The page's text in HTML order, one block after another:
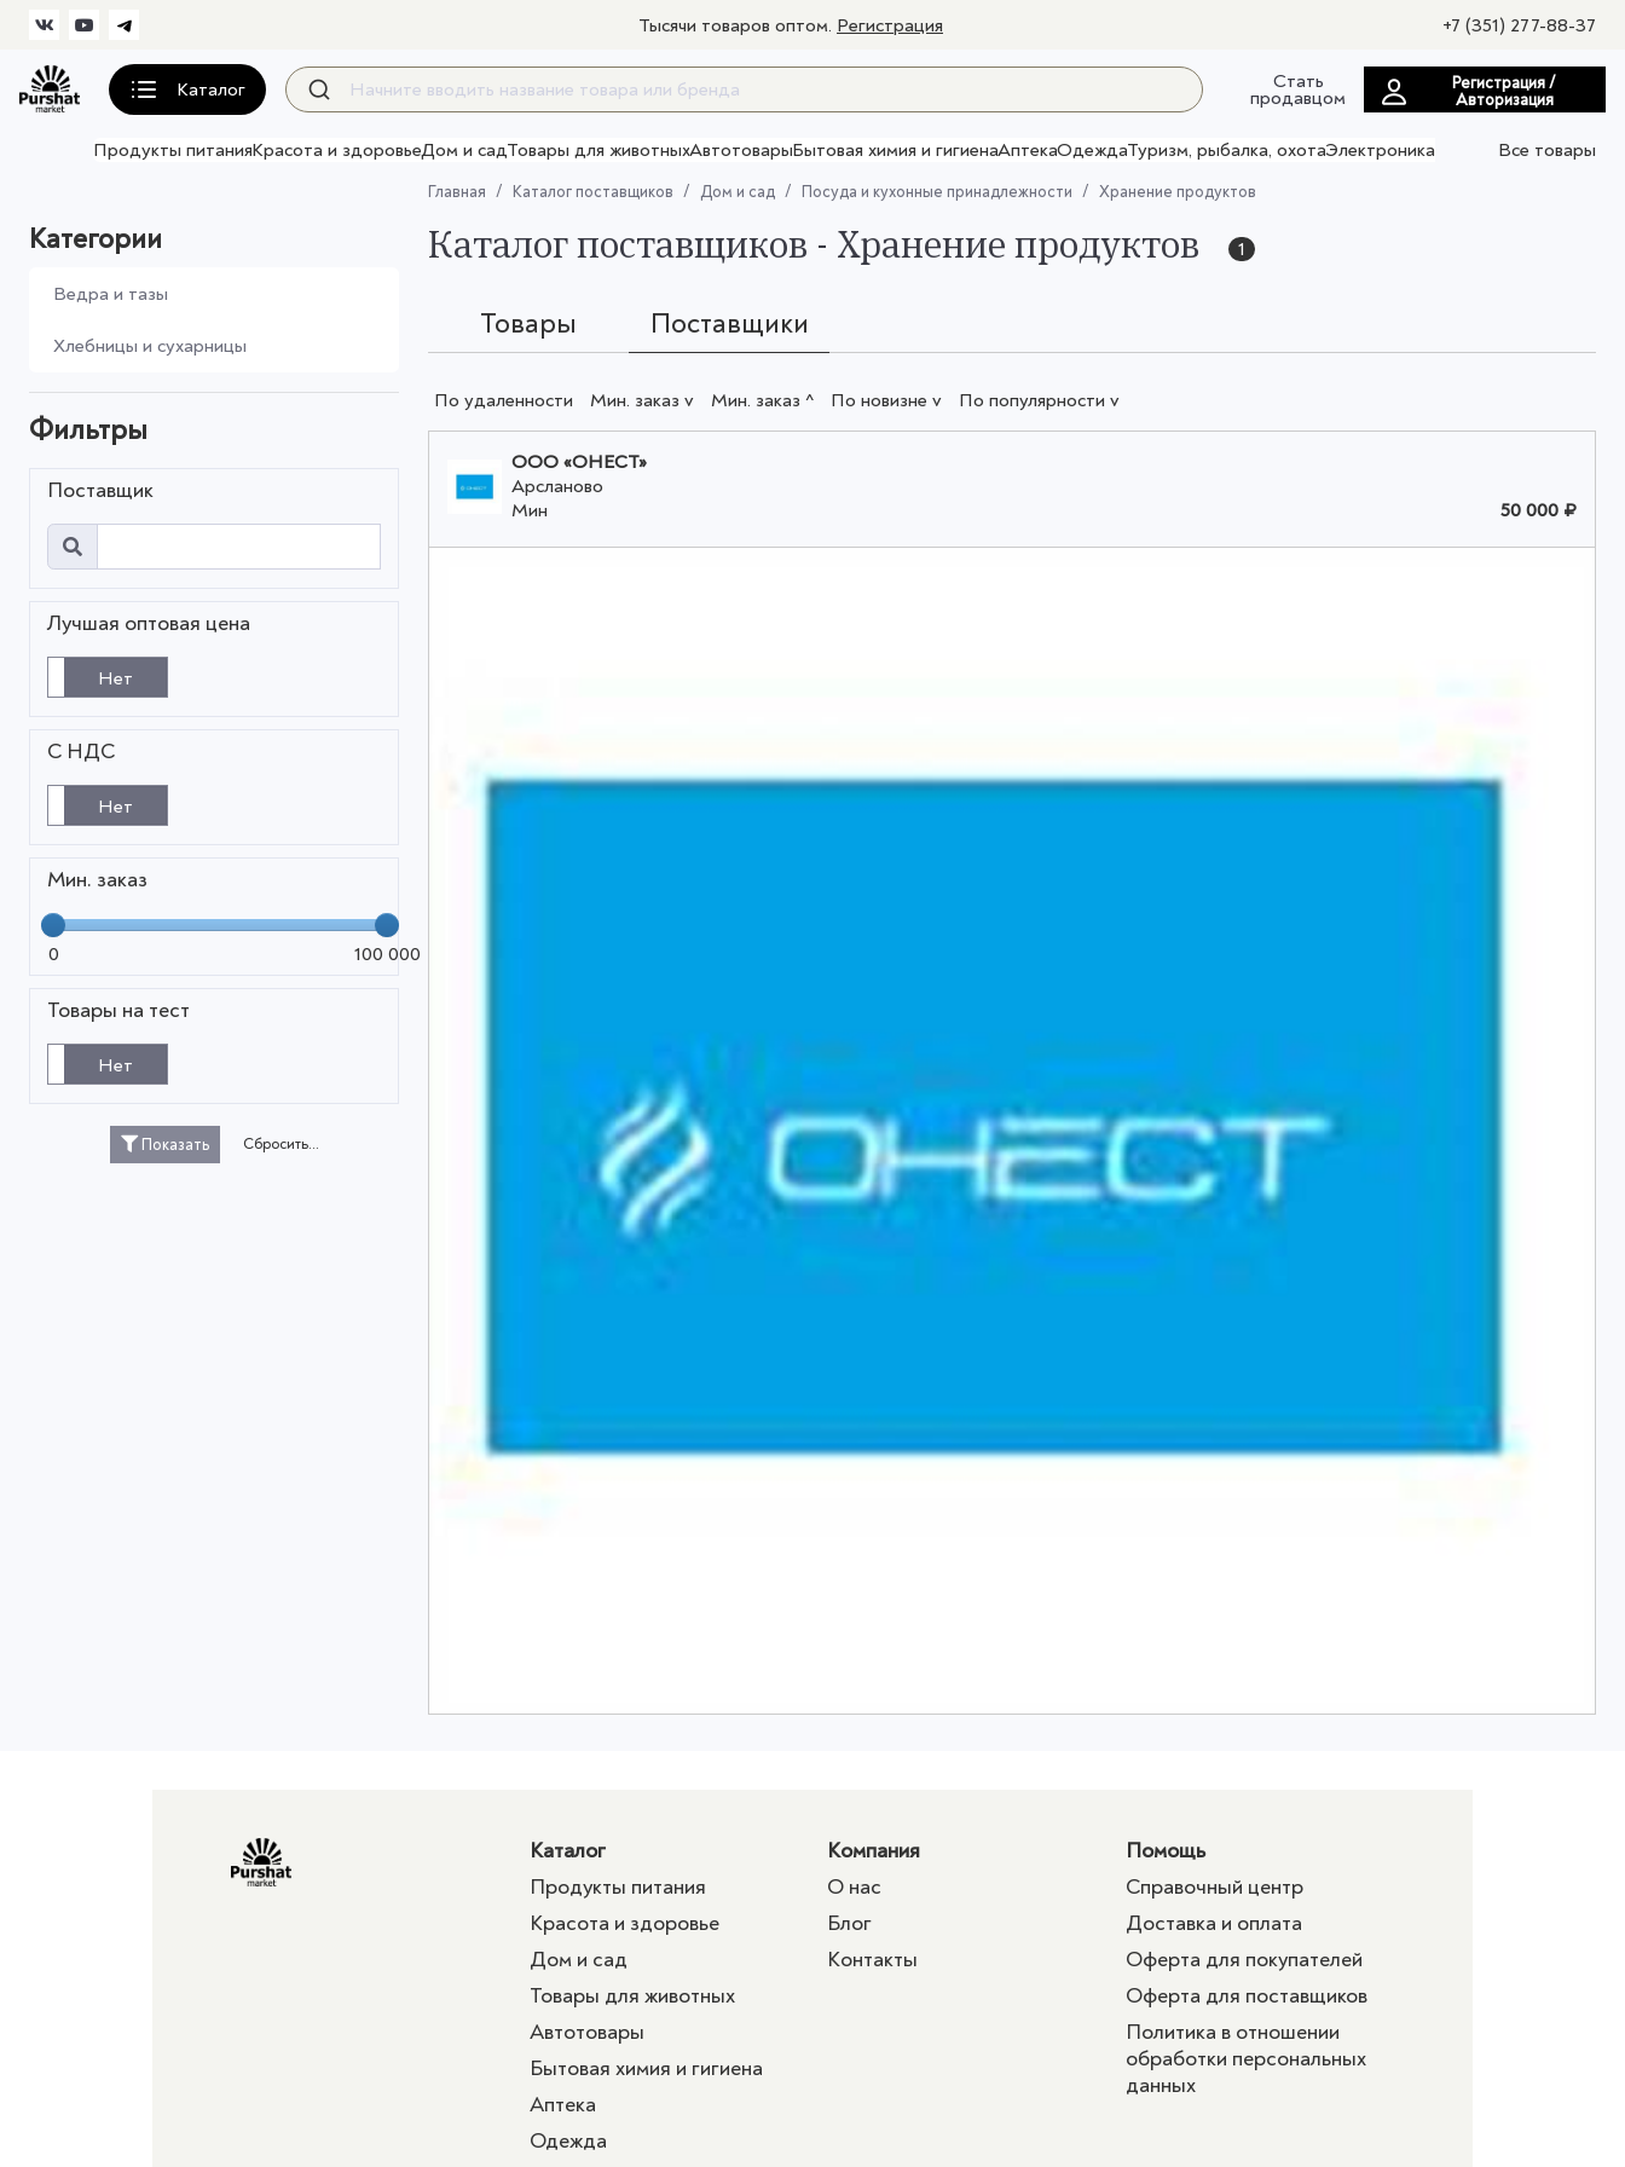
Тысячи товаров оптом. Регистрация +7 (351) 277-88-37
Каталог Стать
продавцом
Регистрация /
Авторизация
Продукты питанияКрасота и здоровьеДом и садТовары для животныхАвтотоварыБытовая химия и гигиенаАптекаОдеждаТуризм, рыбалка, охотаЭлектроника
Все товары
Главная Каталог поставщиков Дом и сад Посуда и кухонные принадлежности Хранение продуктов
Категории
Ведра и тазы
Хлебницы и сухарницы
Фильтры
Поставщик
Лучшая оптовая цена
Нет
С НДС
Нет
Мин. заказ
0 100 000
Товары на тест
Нет
Показать Сбросить...
Каталог поставщиков - Хранение продуктов 1
Товары Поставщики
По удаленности Мин. заказ v Мин. заказ ^ По новизне v По популярности v
ООО «ОНЕСТ»
Арсланово
Мин
50 000 ₽
Каталог
Продукты питания
Красота и здоровье
Дом и сад
Товары для животных
Автотовары
Бытовая химия и гигиена
Аптека
Одежда
Компания
О нас
Блог
Контакты
Помощь
Справочный центр
Доставка и оплата
Оферта для покупателей
Оферта для поставщиков
Политика в отношении
обработки персональных
данных